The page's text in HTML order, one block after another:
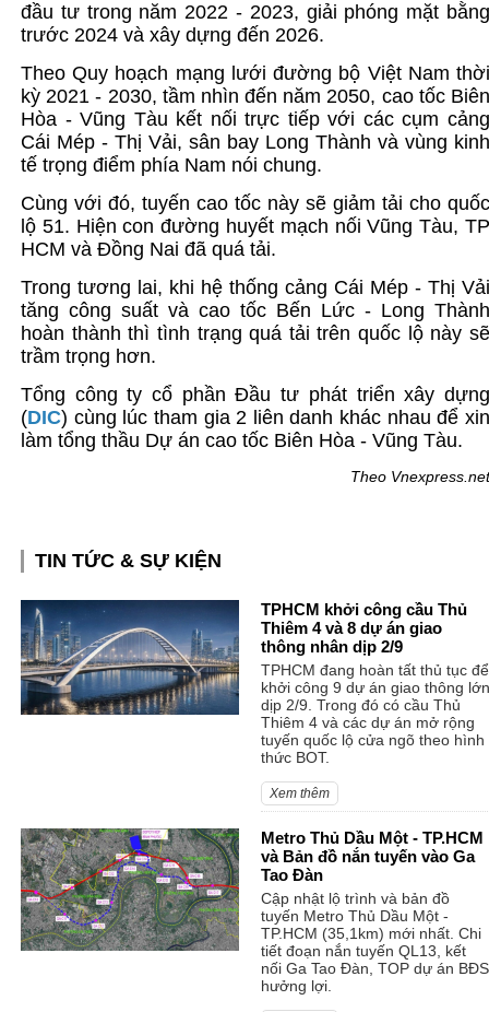
đầu tư trong năm 2022 - 2023, giải phóng mặt
trước 2024 và xây dựng đến 2026.
Theo Quy hoạch mạng lưới đường bộ Việt Nam
kỳ 2021 - 2030, tầm nhìn đến năm 2050, cao tốc
Hòa - Vũng Tàu kết nối trực tiếp với các cụm
Cái Mép - Thị Vải, sân bay Long Thành và vùng
tế trọng điểm phía Nam nói chung.
Cùng với đó, tuyến cao tốc này sẽ giảm tải cho
lộ 51. Hiện con đường huyết mạch nối Vũng Tàu,
HCM và Đồng Nai đã quá tải.
Trong tương lai, khi hệ thống cảng Cái Mép - Thị
tăng công suất và cao tốc Bến Lức - Long
hoàn thành thì tình trạng quá tải trên quốc lộ này
trầm trọng hơn.
Tổng công ty cổ phần Đầu tư phát triển xây
(DIC) cùng lúc tham gia 2 liên danh khác nhau để
làm tổng thầu Dự án cao tốc Biên Hòa - Vũng Tàu.
Theo
TIN TỨC & SỰ KIỆN
TPHCM khởi công cầu Thủ
Thiêm 4 và 8 dự án giao
thông nhân dịp 2/9
TPHCM đang hoàn tất thủ tục để
khởi công 9 dự án giao thông lớn
dịp 2/9. Trong đó có cầu Thủ
Thiêm 4 và các dự án mở rộng
tuyến quốc lộ cửa ngõ theo hình
thức BOT.
Xem thêm
Metro Thủ Dầu Một - TP.HCM
và Bản đồ nắn tuyến vào Ga
Tao Đàn
Cập nhật lộ trình và bản đồ
tuyến Metro Thủ Dầu Một -
TP.HCM (35,1km) mới nhất. Chi
tiết đoạn nắn tuyến QL13, kết
nối Ga Tao Đàn, TOP dự án BĐS
hưởng lợi.